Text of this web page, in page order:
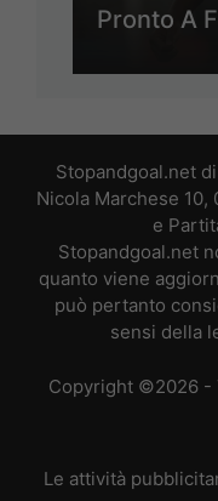
Pronto A
Stopandgoal.net
Nicola Marchese 10,
e
Stopandgoal.net
quanto viene
può pertanto
sensi della
Copyright ©2026 -
Le attività